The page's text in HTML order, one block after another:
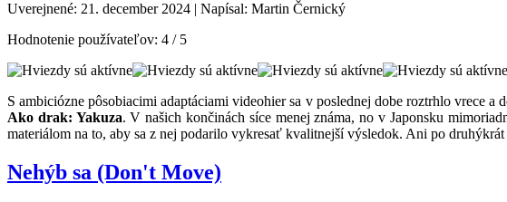
Uverejnené: 21. december 2024 | Napísal: Martin Černický
Hodnotenie používateľov: 4 / 5
S ambiciózne pôsobiacimi adaptáciami videohier sa v poslednej dobe roztrhlo vrece
Ako drak: Yakuza. V našich končinách síce menej známa, no v Japonsku
materiálom na to, aby sa z nej podarilo vykresať kvalitnejší výsledok. Ani po
Nehýb sa (Don't Move)